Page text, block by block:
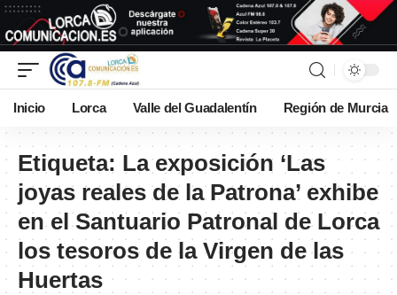
Inicio Lorca Valle del Guadalentín Región de Murcia
Etiqueta: La exposición ‘Las
joyas reales de la Patrona’ exhibe
en el Santuario Patronal de Lorca
los tesoros de la Virgen de las
Huertas